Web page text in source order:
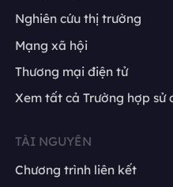
Nghiên cứu thị trường
Mạng xã hội
Thương mại điện tử
Xem tất cả Trường hợp sử
TÀI NGUYÊN
Chương trình liên kết